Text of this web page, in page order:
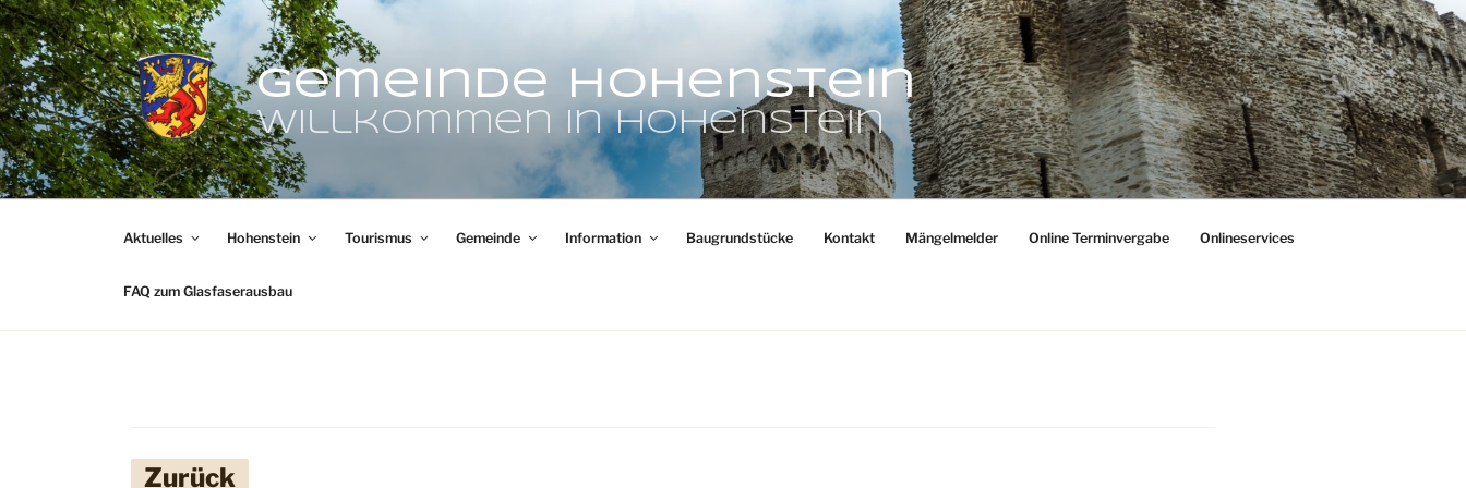
Zum
Inhalt
springen
Gemeinde Hohenstein
Willkommen in Hohenstein
Aktuelles Hohenstein Tourismus Gemeinde Information Baugrundstücke Kontakt Mängelmelder Online Terminvergabe Onlineservices
FAQ zum Glasfaserausbau
Zurück